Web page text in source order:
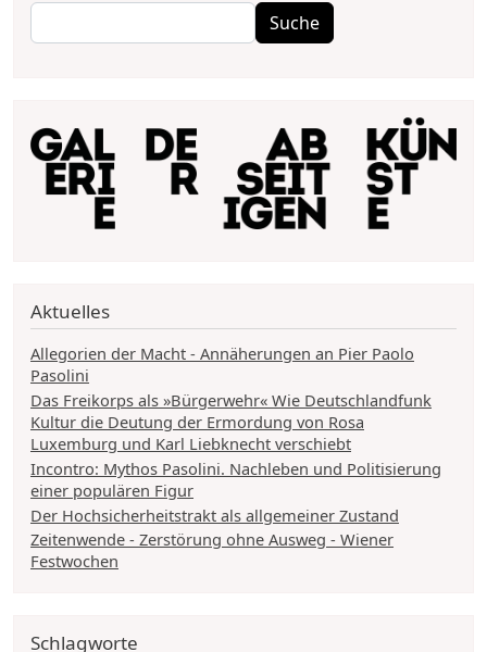
Suche Suche
Aktuelles
Allegorien der Macht - Annäherungen an Pier Paolo
Pasolini
Das Freikorps als »Bürgerwehr« Wie Deutschlandfunk
Kultur die Deutung der Ermordung von Rosa
Luxemburg und Karl Liebknecht verschiebt
Incontro: Mythos Pasolini. Nachleben und Politisierung
einer populären Figur
Der Hochsicherheitstrakt als allgemeiner Zustand
Zeitenwende - Zerstörung ohne Ausweg - Wiener
Festwochen
Schlagworte